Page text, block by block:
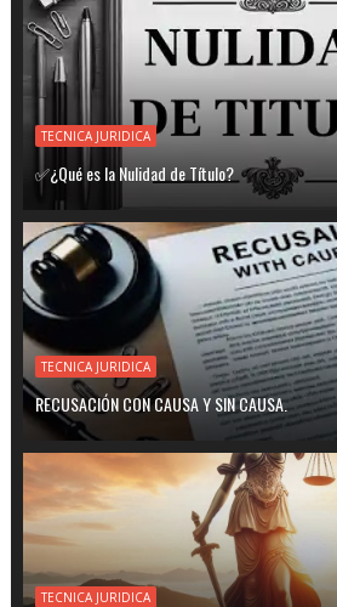
TECNICA JURIDICA
✅¿Qué es la Nulidad de Título?
TECNICA JURIDICA
RECUSACIÓN CON CAUSA Y SIN CAUSA.
TECNICA JURIDICA